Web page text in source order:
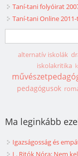
Taní-tani folyóirat
Taní-tani Online
Keresés űrlap
Keresés
alternatív iskolák
iskolakritika
pedagógusok
Ma leginkább
Igazságosság és
L. Ritók Nóra: Nem